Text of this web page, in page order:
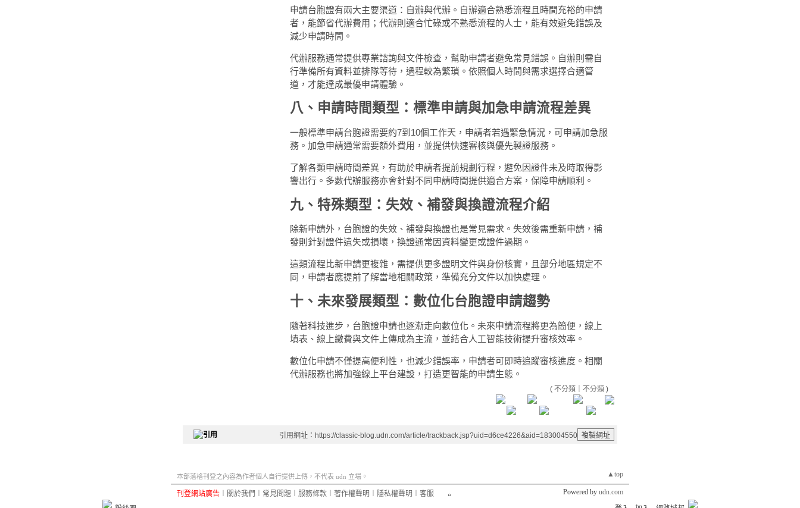
申請台胞證有兩大主要渠道：自辦與代辦。自辦適合熟悉流程且時間充裕的申請
者，能節省代辦費用；代辦則適合忙碌或不熟悉流程的人士，能有效避免錯誤及
減少申請時間。
代辦服務通常提供專業諮詢與文件檢查，幫助申請者避免常見錯誤。自辦則需自
行準備所有資料並排隊等待，過程較為繁瑣。依照個人時間與需求選擇合適管
道，才能達成最優申請體驗。
八、申請時間類型：標準申請與加急申請流程差異
一般標準申請台胞證需要約7到10個工作天，申請者若遇緊急情況，可申請加急服
務。加急申請通常需要額外費用，並提供快速審核與優先製證服務。
了解各類申請時間差異，有助於申請者提前規劃行程，避免因證件未及時取得影
響出行。多數代辦服務亦會針對不同申請時間提供適合方案，保障申請順利。
九、特殊類型：失效、補發與換證流程介紹
除新申請外，台胞證的失效、補發與換證也是常見需求。失效後需重新申請，補
發則針對證件遺失或損壞，換證通常因資料變更或證件過期。
這類流程比新申請更複雜，需提供更多證明文件與身份核實，且部分地區規定不
同，申請者應提前了解當地相關政策，準備充分文件以加快處理。
十、未來發展類型：數位化台胞證申請趨勢
隨著科技進步，台胞證申請也逐漸走向數位化。未來申請流程將更為簡便，線上
填表、線上繳費與文件上傳成為主流，並結合人工智能技術提升審核效率。
數位化申請不僅提高便利性，也減少錯誤率，申請者可即時追蹤審核進度。相關
代辦服務也將加強線上平台建設，打造更智能的申請生態。
( 不分類 不分類 )
引用網址：https://classic-blog.udn.com/article/trackback.jsp?uid=d6ce4226&aid=183004550
▲top
本部落格刊登之內容為作者個人自行提供上傳，不代表 udn 立場。
刊登網站廣告 關於我們 常見問題 服務條款 著作權聲明 隱私權聲明 客服 Powered by udn.com